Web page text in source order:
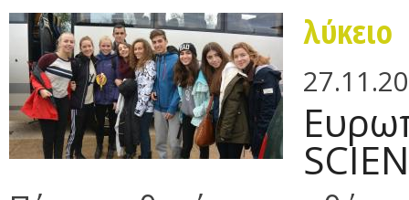
λύκειο